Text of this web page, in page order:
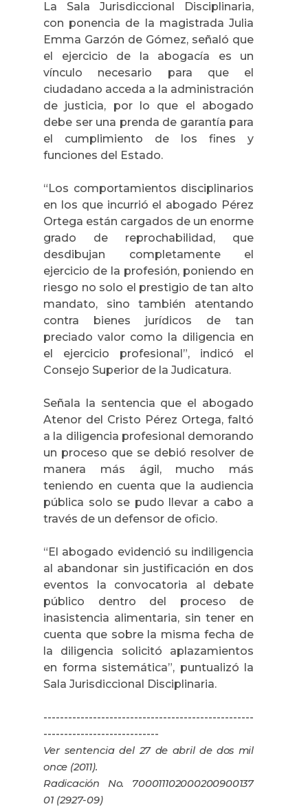
La Sala Jurisdiccional Disciplinaria,
con ponencia de la magistrada Julia
Emma Garzón de Gómez, señaló que
el ejercicio de la abogacía es un
vínculo necesario para que el
ciudadano acceda a la administración
de justicia, por lo que el abogado
debe ser una prenda de garantía para
el cumplimiento de los fines y
funciones del Estado.
“Los comportamientos disciplinarios
en los que incurrió el abogado Pérez
Ortega están cargados de un enorme
grado de reprochabilidad, que
desdibujan completamente el
ejercicio de la profesión, poniendo en
riesgo no solo el prestigio de tan alto
mandato, sino también atentando
contra bienes jurídicos de tan
preciado valor como la diligencia en
el ejercicio profesional”, indicó el
Consejo Superior de la Judicatura.
Señala la sentencia que el abogado
Atenor del Cristo Pérez Ortega, faltó
a la diligencia profesional demorando
un proceso que se debió resolver de
manera más ágil, mucho más
teniendo en cuenta que la audiencia
pública solo se pudo llevar a cabo a
través de un defensor de oficio.
“El abogado evidenció su indiligencia
al abandonar sin justificación en dos
eventos la convocatoria al debate
público dentro del proceso de
inasistencia alimentaria, sin tener en
cuenta que sobre la misma fecha de
la diligencia solicitó aplazamientos
en forma sistemática”, puntualizó la
Sala Jurisdiccional Disciplinaria.
---------------------------------------------------
----------------------------
Ver sentencia del 27 de abril de dos mil
once (2011).
Radicación No. 700011102000200900137
01(2927-09)